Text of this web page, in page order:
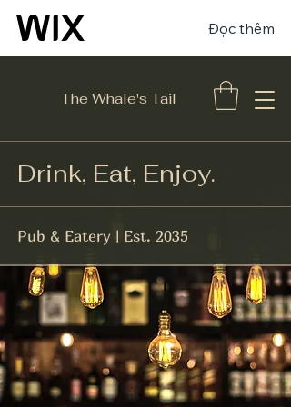
Đọc thêm